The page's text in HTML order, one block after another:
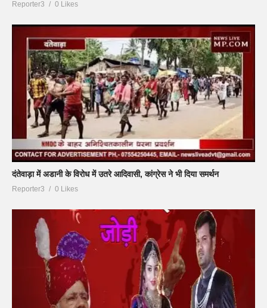
Reporter3 0 Likes
दंतेवाड़ा में अडानी के विरोध में उतरे आदिवासी, कांग्रेस ने भी दिया समर्थन
Reporter3 0 Likes